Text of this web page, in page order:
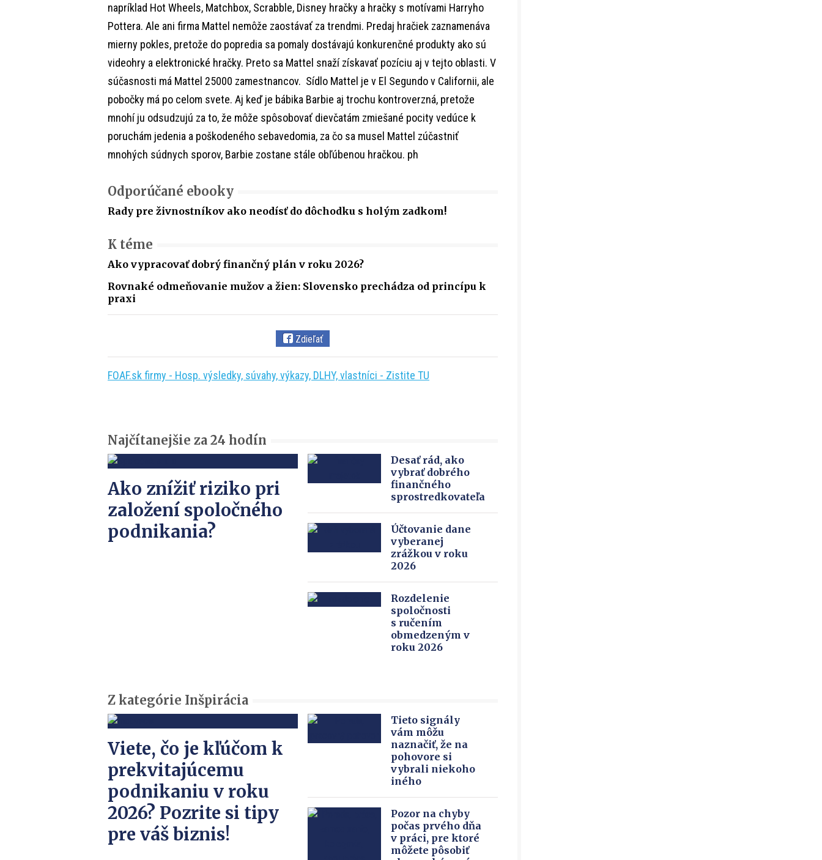
napríklad Hot Wheels, Matchbox, Scrabble, Disney hračky a hračky s motívami Harryho
Pottera. Ale ani firma Mattel nemôže zaostávať za trendmi. Predaj hračiek zaznamenáva
mierny pokles, pretože do popredia sa pomaly dostávajú konkurenčné produkty ako sú
videohry a elektronické hračky. Preto sa Mattel snaží získavať pozíciu aj v tejto oblasti. V
súčasnosti má Mattel 25000 zamestnancov. Sídlo Mattel je v El Segundo v Californii, ale
pobočky má po celom svete. Aj keď je bábika Barbie aj trochu kontroverzná, pretože
mnohí ju odsudzujú za to, že môže spôsobovať dievčatám zmiešané pocity vedúce k
poruchám jedenia a poškodeného sebavedomia, za čo sa musel Mattel zúčastniť
mnohých súdnych sporov, Barbie zostane stále obľúbenou hračkou. ph
Odporúčané ebooky
Rady pre živnostníkov ako neodísť do dôchodku s holým zadkom!
K téme
Ako vypracovať dobrý finančný plán v roku 2026?
Rovnaké odmeňovanie mužov a žien: Slovensko prechádza od princípu k
praxi
Zdieľať
FOAF.sk firmy - Hosp. výsledky, súvahy, výkazy, DLHY, vlastníci - Zistite TU
Najčítanejšie za 24 hodín
Ako znížiť riziko pri
založení spoločného
podnikania?
Desať rád, ako
vybrať dobrého
finančného
sprostredkovateľa
Účtovanie dane
vyberanej
zrážkou v roku
2026
Rozdelenie
spoločnosti
s ručením
obmedzeným v
roku 2026
Z kategórie Inšpirácia
Viete, čo je kľúčom k
prekvitajúcemu
podnikaniu v roku
2026? Pozrite si tipy
pre váš biznis!
Tieto signály
vám môžu
naznačiť, že na
pohovore si
vybrali niekoho
iného
Pozor na chyby
počas prvého dňa
v práci, pre ktoré
môžete pôsobiť